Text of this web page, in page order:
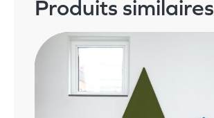
Produits similaires